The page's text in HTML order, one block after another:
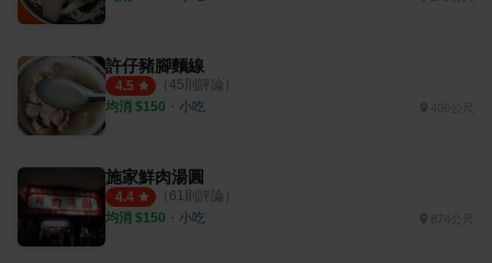
許仔豬腳麵線
4.5 （ 45則評論）
均消 $150 ・ 小吃 406公尺
施家鮮肉湯圓
4.4 （ 61則評論）
均消 $150 ・ 小吃 874公尺